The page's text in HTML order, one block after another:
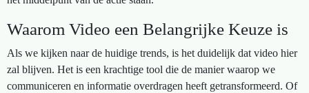
Waarom Video een Belangrijke Keuze is
Als we kijken naar de huidige trends, is het duidelijk dat video hier
zal blijven. Het is een krachtige tool die de manier waarop we
communiceren en informatie overdragen heeft getransformeerd. Of